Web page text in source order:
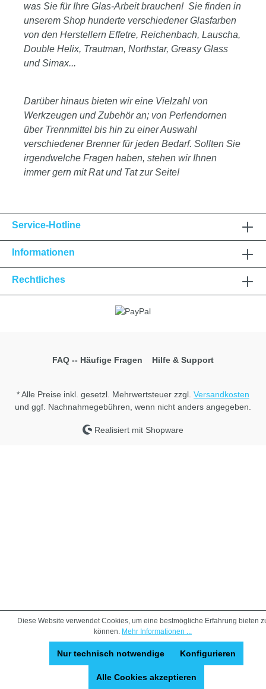
was Sie für Ihre Glas-Arbeit brauchen! Sie finden in
unserem Shop hunderte verschiedener Glasfarben
von den Herstellern Effetre, Reichenbach, Lauscha,
Double Helix, Trautman, Northstar, Greasy Glass
und Simax...
Darüber hinaus bieten wir eine Vielzahl von
Werkzeugen und Zubehör an; von Perlendornen
über Trennmittel bis hin zu einer Auswahl
verschiedener Brenner für jeden Bedarf. Sollten Sie
irgendwelche Fragen haben, stehen wir Ihnen
immer gern mit Rat und Tat zur Seite!
Service-Hotline
Informationen
Rechtliches
FAQ -- Häufige Fragen Hilfe & Support
* Alle Preise inkl. gesetzl. Mehrwertsteuer zzgl. Versandkosten
und ggf. Nachnahmegebühren, wenn nicht anders angegeben.
Realisiert mit Shopware
Diese Website verwendet Cookies, um eine bestmögliche Erfahrung bieten
können. Mehr Informationen ...
Nur technisch notwendige Konfigurieren
Alle Cookies akzeptieren